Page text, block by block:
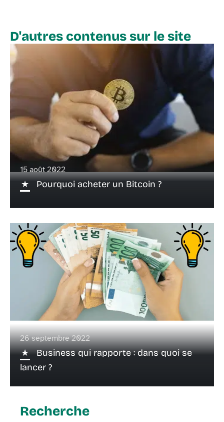
D'autres contenus sur le site
15 août 2022
Pourquoi acheter un Bitcoin ?
26 septembre 2022
Business qui rapporte : dans quoi se
lancer ?
Recherche